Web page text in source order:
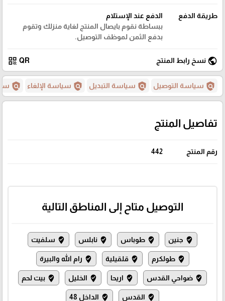
طريقة الدفع
الدفع عند الإستلام
ببساطة نقوم بايصال المنتج لغاية منزلك وتقوم
بدفع الثمن لموظف التوصيل.
public نسخ رابط المنتج QR
qr_code
policy سياسة التوصيل policy سياسة التبديل policy سياسة الإلغاء policy
تفاصيل المنتج
رقم المنتج 442
التوصيل متاح إلى المناطق التالية
where_to_vote جنين where_to_vote طوباس where_to_vote نابلس where_to_vote سلفيت
where_to_vote طولكرم where_to_vote قلقيلية where_to_vote رام الله والبيرة
where_to_vote ضواحي القدس where_to_vote اريحا where_to_vote الخليل where_to_vote بيت لحم
where_to_vote القدس where_to_vote الداخل 48